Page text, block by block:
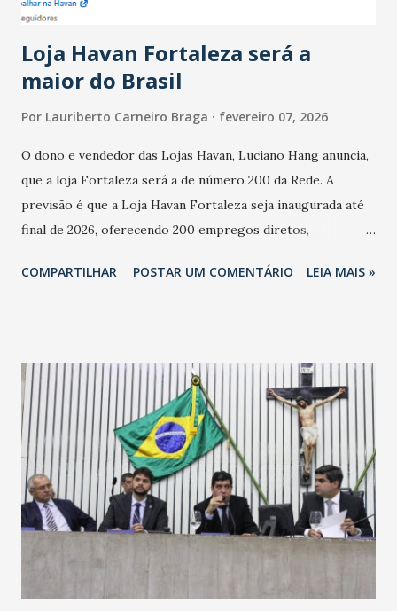
cresceu. De acordo com a pesquisa, 44% dos n...
Loja Havan Fortaleza será a
maior do Brasil
Por Lauriberto Carneiro Braga fevereiro 07, 2026
O dono e vendedor das Lojas Havan, Luciano Hang anuncia,
que a loja Fortaleza será a de número 200 da Rede. A
previsão é que a Loja Havan Fortaleza seja inaugurada até
final de 2026, oferecendo 200 empregos diretos,
Havan Fortaleza ainda não foi anunciada oficialmente, mas
COMPARTILHAR POSTAR UM COMENTÁRIO LEIA MAIS »